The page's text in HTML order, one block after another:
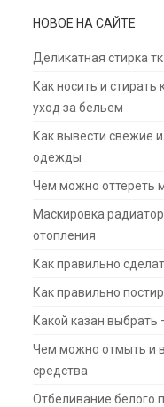
НОВОЕ НА САЙТЕ
Деликатная стирка
Как носить и стирать
уход за бельем
Как вывести свежие
одежды
Чем можно оттереть
Маскировка
отопления
Как правильно
Как правильно
Какой казан
Чем можно отмыть и
средства
Отбеливание белого